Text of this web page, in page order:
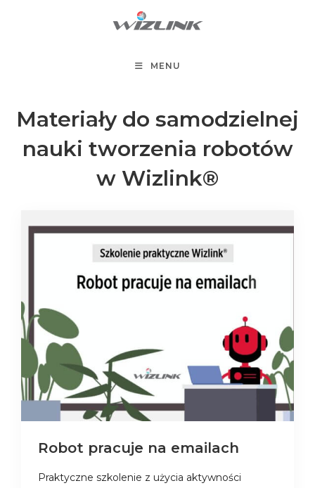
MENU
Materiały do samodzielnej
nauki tworzenia robotów
w Wizlink®
Robot pracuje na emailach
Praktyczne szkolenie z użycia aktywności